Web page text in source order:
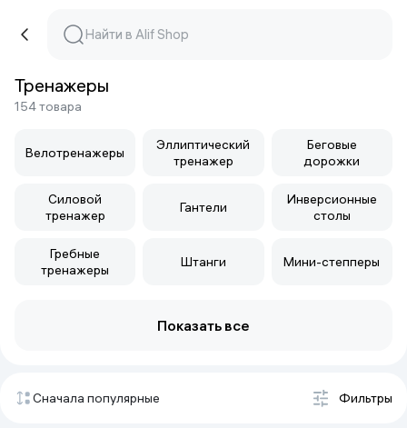
Тренажеры
154 товара
Велотренажеры
Эллиптический
тренажер
Беговые
дорожки
Силовой
тренажер
Гантели
Инверсионные
столы
Гребные
тренажеры
Штанги Мини-степперы
Показать все
Сначала популярные Фильтры